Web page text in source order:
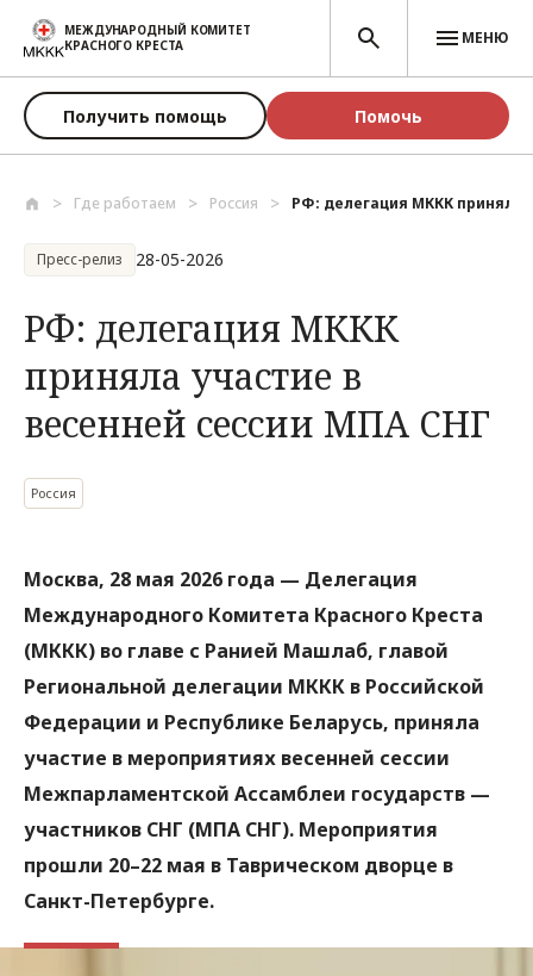
Перейти к основному содержанию
МЕЖДУНАРОДНЫЙ КОМИТЕТ
КРАСНОГО КРЕСТА
МЕНЮ
Получить помощь Помочь
Где работаем Россия РФ: делегация МККК приняла
Пресс-релиз 28-05-2026
РФ: делегация МККК
приняла участие в
весенней сессии МПА СНГ
Россия
Москва, 28 мая 2026 года — Делегация
Международного Комитета Красного Креста
(МККК) во главе с Ранией Машлаб, главой
Региональной делегации МККК в Российской
Федерации и Республике Беларусь, приняла
участие в мероприятиях весенней сессии
Межпарламентской Ассамблеи государств —
участников СНГ (МПА СНГ). Мероприятия
прошли 20–22 мая в Таврическом дворце в
Санкт-Петербурге.